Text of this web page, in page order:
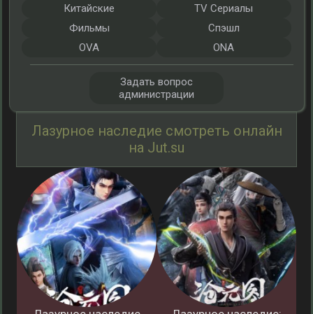
Лазурное наследие смотреть онлайн
на Jut.su
Китайские
TV Сериалы
Фильмы
Спэшл
OVA
ONA
Задать вопрос
администрации